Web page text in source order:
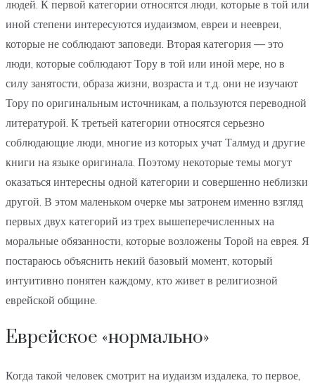
людей. К первой категории относятся люди, которые в той или
иной степени интересуются иудаизмом, евреи и неевреи,
которые не соблюдают заповеди. Вторая категория — это
люди, которые соблюдают Тору в той или иной мере, но в
силу занятости, образа жизни, возраста и т.д. они не изучают
Тору по оригинальным источникам, а пользуются переводной
литературой. К третьей категории относятся серьезно
соблюдающие люди, многие из которых учат Талмуд и другие
книги на языке оригинала. Поэтому некоторые темы могут
оказаться интересны одной категории и совершенно неблизки
другой. В этом маленьком очерке мы затронем именно взгляд
первых двух категорий из трех вышеперечисленных на
моральные обязанности, которые возложены Торой на еврея. Я
постараюсь объяснить некий базовый момент, который
интуитивно понятен каждому, кто живет в религиозной
еврейской общине.
Еврейское «нормально»
Когда такой человек смотрит на иудаизм издалека, то первое,